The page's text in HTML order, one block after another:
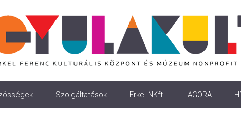
Szolgáltatások Erkel NKft. AGORA